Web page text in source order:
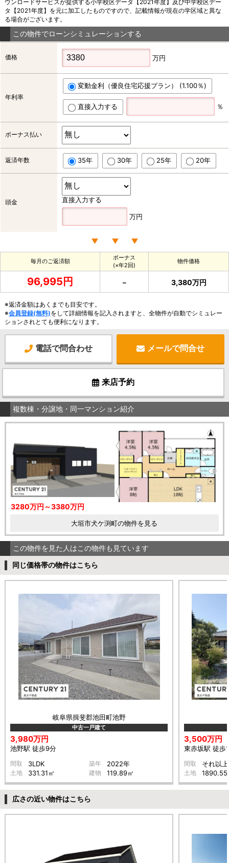
ウンロードサービスが提供する小学校区データ【2021年度】及び中学校区デー
タ【2021年度】を元に加工したものですので、記載情報が現在の学区域と異な
る場合がございます。
この物件でローンシミュレーションする
価格 万円
年利率
変動金利（優良住宅応援プラン） (1.100％)
直接入力する ％
ボーナス払い
返済年数 35年 30年 25年 20年
頭金 直接入力する
万円
毎月のご返済額
ボーナス
(×年2回)
物件価格
96,995円 － 3,380万円
※返済金額はあくまでも目安です。
※会員登録(無料)をして詳細情報を記入されますと、全物件が自動でシミュレー
ションされとても便利になります。
電話で問合わせ メールで問合せ
来店予約
複数棟・分譲地・同一マンション紹介
3280万円～3380万円
大垣市犬ケ渕町の物件を見る
この物件を見た人はこの物件も見ています
同じ価格帯の物件はこちら
岐阜県揖斐郡池田町池野
中古一戸建て
3,980万円
池野駅 徒歩9分
間取 3LDK 築年 2022年
土地 331.31㎡ 建物 119.89㎡
3,500万円
東赤坂駅 徒歩
間取 それ以上
土地 1890.55
広さの近い物件はこちら